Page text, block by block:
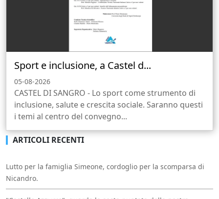
Sport e inclusione, a Castel d...
05-08-2026
CASTEL DI SANGRO - Lo sport come strumento di
inclusione, salute e crescita sociale. Saranno questi
i temi al centro del convegno...
ARTICOLI RECENTI
Lutto per la famiglia Simeone, cordoglio per la scomparsa di
Nicandro.